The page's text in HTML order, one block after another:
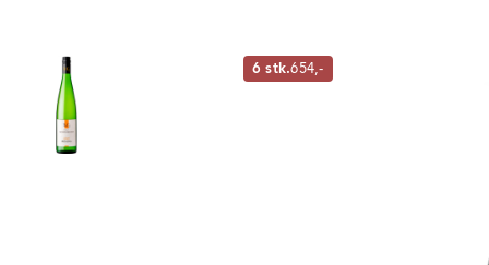
6 stk.654,-